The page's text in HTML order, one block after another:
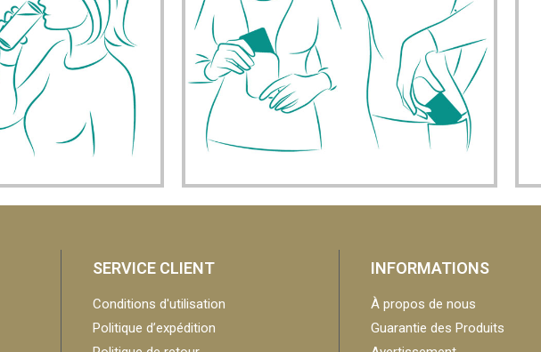
SERVICE CLIENT
Conditions d'utilisation
Politique d’expédition
INFORMATIONS
À propos de nous
Guarantie des Produits